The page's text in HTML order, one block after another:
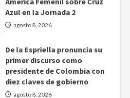
Azul en la Jornada 2
agosto 8, 2026
De la Espriella pronuncia su
primer discurso como
presidente de Colombia con
diez claves de gobierno
agosto 8, 2026